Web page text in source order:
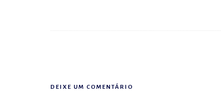
DEIXE UM COMENTÁRIO